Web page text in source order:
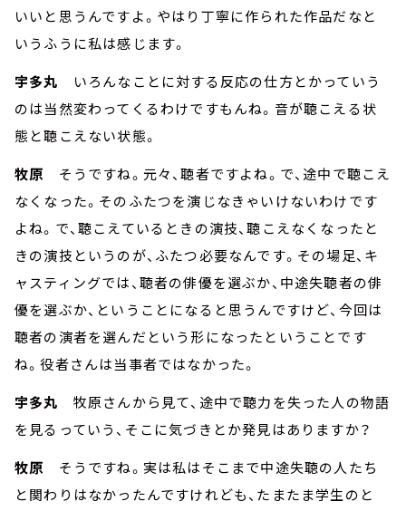
いいと思うんですよ。やはり丁寧に作られた作品だなと
いうふうに私は感じます。
宇多丸 いろんなことに対する反応の仕方とかっていう
のは当然変わってくるわけですもんね。音が聴こえる状
態と聴こえない状態。
牧原 そうですね。元々、聴者ですよね。で、途中で聴こえ
なくなった。そのふたつを演じなきゃいけないわけです
よね。で、聴こえているときの演技、聴こえなくなったと
きの演技というのが、ふたつ必要なんです。その場足、キ
ャスティングでは、聴者の俳優を選ぶか、中途失聴者の俳
優を選ぶか、ということになると思うんですけど、今回は
聴者の演者を選んだという形になったということです
ね。役者さんは当事者ではなかった。
宇多丸 牧原さんから見て、途中で聴力を失った人の物語
を見るっていう、そこに気づきとか発見はありますか？
牧原 そうですね。実は私はそこまで中途失聴の人たち
と関わりはなかったんですけれども、たまたま学生のと